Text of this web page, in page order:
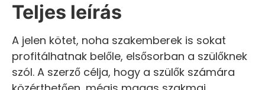
Teljes leírás
A jelen kötet, noha szakemberek is sokat
profitálhatnak belőle, elsősorban a szülőknek
szól. A szerző célja, hogy a szülők számára